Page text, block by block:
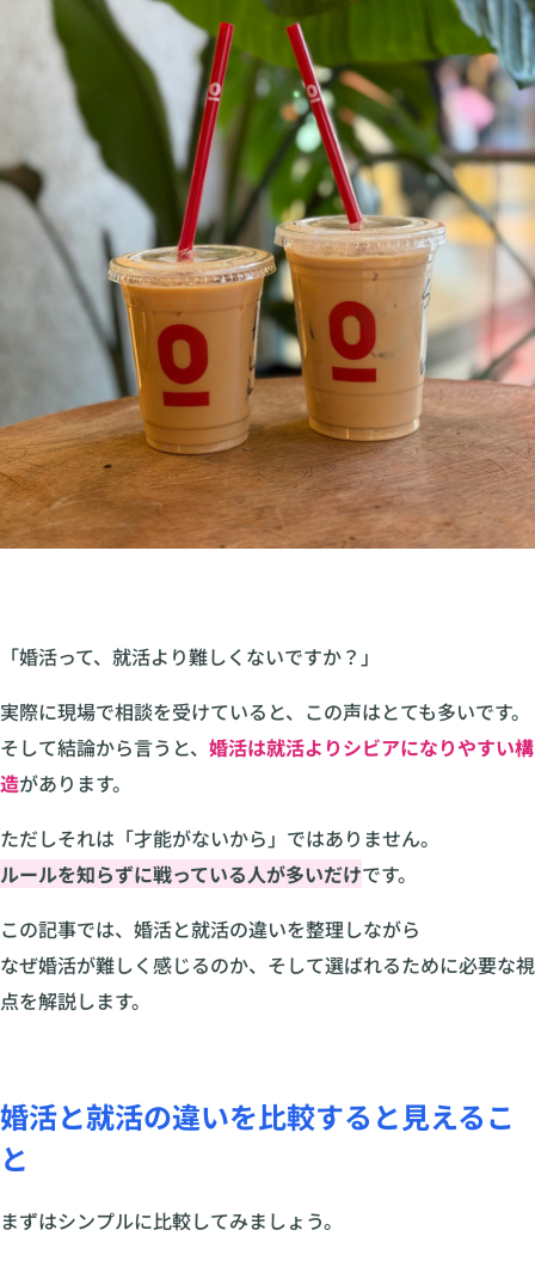
「婚活って、就活より難しくないですか？」
実際に現場で相談を受けていると、この声はとても多いです。
そして結論から言うと、 婚活は就活よりシビアになりやすい構
造があります。
ただしそれは「才能がないから」ではありません。
ルールを知らずに戦っている人が多いだけです。
この記事では、婚活と就活の違いを整理しながら
なぜ婚活が難しく感じるのか、そして選ばれるために必要な視
点を解説します。
婚活と就活の違いを比較すると見えるこ
と
まずはシンプルに比較してみましょう。